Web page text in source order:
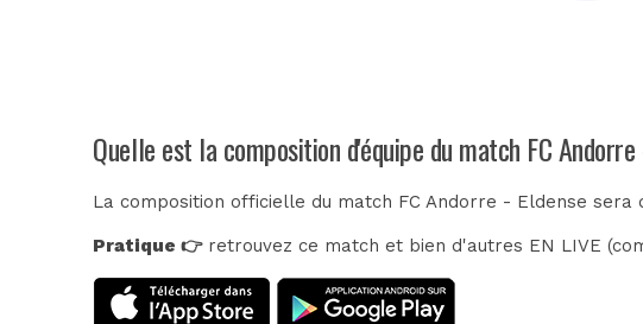
Quelle est la composition d'équipe du match FC
La composition officielle du match FC Andorre - Eldense sera
Pratique 👉retrouvez ce match et bien d'autres EN LIVE